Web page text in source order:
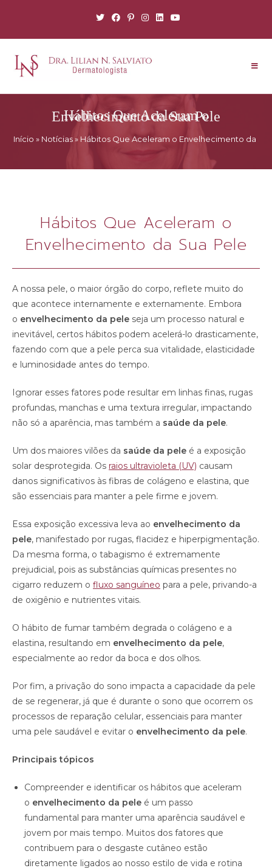
Hábitos Que Aceleram o Envelhecimento da Sua Pele
Início » Notícias» Hábitos Que Aceleram o Envelhecimento da
Hábitos Que Aceleram o
Envelhecimento da Sua Pele
A nossa pele, o maior órgão do corpo, reflete muito do
que acontece internamente e externamente. Embora
o envelhecimento da pele seja um processo natural e
inevitável, certos hábitos podem acelerá-lo drasticamente,
fazendo com que a pele perca sua vitalidade, elasticidade
e luminosidade antes do tempo.
Ignorar esses fatores pode resultar em linhas finas, rugas
profundas, manchas e uma textura irregular, impactando
não só a aparência, mas também a saúde da pele.
Um dos maiores vilões da saúde da pele é a exposição
solar desprotegida. Os raios ultravioleta (UV) causam
danos significativos às fibras de colágeno e elastina, que
são essenciais para manter a pele firme e jovem.
Essa exposição excessiva leva ao envelhecimento da
pele, manifestado por rugas, flacidez e hiperpigmentação.
Da mesma forma, o tabagismo é extremamente
prejudicial, pois as substâncias químicas presentes no
cigarro reduzem o fluxo sanguíneo para a pele, privando-a
de oxigênio e nutrientes vitais.
O hábito de fumar também degrada o colágeno e a
elastina, resultando em envelhecimento da pele,
especialmente ao redor da boca e dos olhos.
Por fim, a privação do sono impacta a capacidade da pele
de se regenerar, já que é durante o sono que ocorrem os
processos de reparação celular, essenciais para manter
uma pele saudável e evitar o envelhecimento da pele.
Principais tópicos
Compreender e identificar os hábitos que aceleram
o envelhecimento da pele é um passo
fundamental para manter uma aparência saudável e
jovem por mais tempo. Muitos dos fatores que
contribuem para o desgaste cutâneo estão
diretamente ligados ao nosso estilo de vida e rotina